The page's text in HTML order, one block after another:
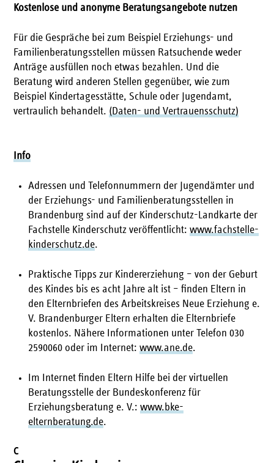
Kostenlose und anonyme Beratungsangebote nutzen
Für die Gespräche bei zum Beispiel Erziehungs- und
Familienberatungsstellen müssen Ratsuchende weder
Anträge ausfüllen noch etwas bezahlen. Und die
Beratung wird anderen Stellen gegenüber, wie zum
Beispiel Kindertagesstätte, Schule oder Jugendamt,
vertraulich behandelt. (Daten- und Vertrauensschutz)
Info
Adressen und Telefonnummern der Jugendämter und
der Erziehungs- und Familienberatungsstellen in
Brandenburg sind auf der Kinderschutz-Landkarte der
Fachstelle Kinderschutz veröffentlicht:www.fachstelle-
kinderschutz.de.
Praktische Tipps zur Kindererziehung – von der Geburt
des Kindes bis es acht Jahre alt ist – finden Eltern in
den Elternbriefen des Arbeitskreises Neue Erziehung e.
V. Brandenburger Eltern erhalten die Elternbriefe
kostenlos. Nähere Informationen unter Telefon 030
2590060 oder im Internet:www.ane.de.
Im Internet finden Eltern Hilfe bei der virtuellen
Beratungsstelle der Bundeskonferenz für
Erziehungsberatung e. V.:www.bke-
elternberatung.de.
C